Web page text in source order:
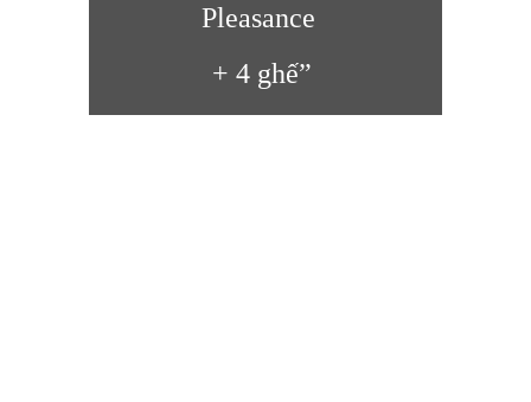
Pleasance
+ 4 ghế”